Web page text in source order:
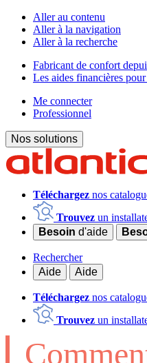
Aller au contenu
Aller à la navigation
Aller à la recherche
Fabricant de confort
Les aides financières
Me connecter
Professionnel
Nos solutions
Téléchargez nos
Trouvez un
Besoin d'aide
Rechercher
Aide
Aide
Téléchargez nos
Trouvez un